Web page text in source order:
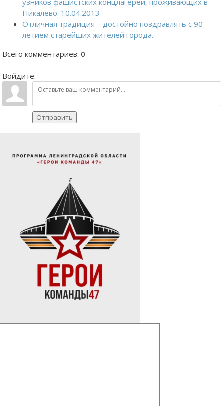
Пикалево. 10.04.2013
Отличная традиция – достойно поздравлять с 90-
летием старейших жителей города.
Всего комментариев: 0
Войдите:
Отправить